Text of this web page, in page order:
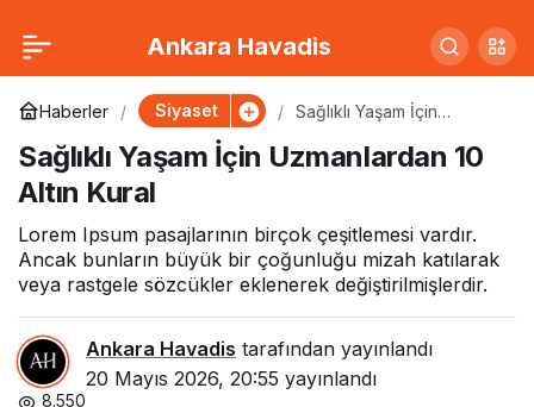
Ankara Havadis
Haberler Siyaset
Sağlıklı Yaşam İçin
Sağlıklı Yaşam İçin Uzmanlardan 10
Altın Kural
Lorem Ipsum pasajlarının birçok çeşitlemesi vardır.
Ancak bunların büyük bir çoğunluğu mizah katılarak
veya rastgele sözcükler eklenerek değiştirilmişlerdir.
Ankara Havadis tarafından yayınlandı
20 Mayıs 2026, 20:55 yayınlandı
8.550
Depresyon Vakalarında
Rekor Artış: Uzmanlar
Nedeni Açıkladı
0 Paylaş